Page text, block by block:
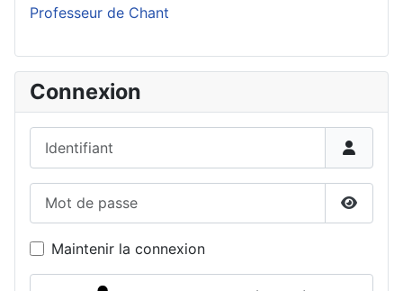
Professeur de Chant
Connexion
Maintenir la connexion